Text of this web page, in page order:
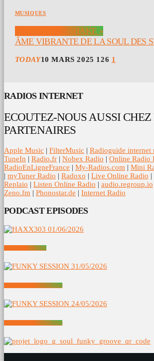
MUSIQUES
DNVR « MILKSHAKE »
ÂME VIBRANTE DE LA SOUL DES
TODAY10 MARS 2025 126 1
RADIOS INTERNET
ECOUTEZ-NOUS AUSSI CHEZ
PARTENAIRES
Apple Music | FilterMusic | Radioguide internet
TuneIn | Radio.fr | Nobex Radio | Online Radio
RadioEnLigneFrance | My-Radios.com | Mini
| myTuner Radio | Radoxo | Live Online Radio |
Replaio | Listen Online Radio | audio.regroup.io
Zeno.fm | Phonostar.de | Internet Radio
PODCAST EPISODES
HAXX303 01/06/2026
FUNKY SESSION 31/05/2026
FUNKY SESSION 24/05/2026